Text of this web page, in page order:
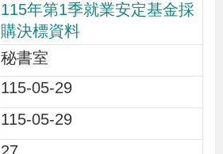
115年第1季就業安定基金採
購決標資料
秘書室
115-05-29
115-05-29